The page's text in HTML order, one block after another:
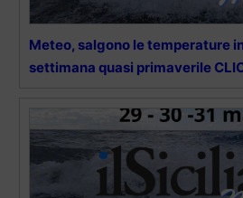
Meteo, salgono le temperature
settimana quasi primaverile